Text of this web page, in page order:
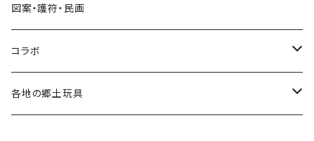
グッズ
コラボ
シール
遠州綿紬ハンカチ
注染そめ手ぬぐい
図案・護符・民画
コラボ
＜遠州綿紬＞ハンカチ
各地の郷土玩具